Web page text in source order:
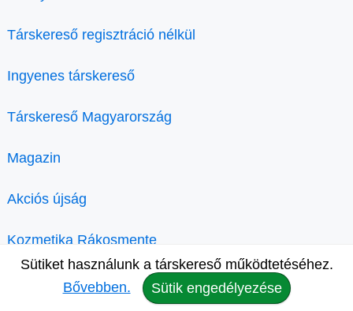
Társkereső regisztráció nélkül
Ingyenes társkereső
Társkereső Magyarország
Magazin
Akciós újság
Kozmetika Rákosmente
Sütiket használunk a társkereső működtetéséhez.
Bővebben.
Sütik engedélyezése